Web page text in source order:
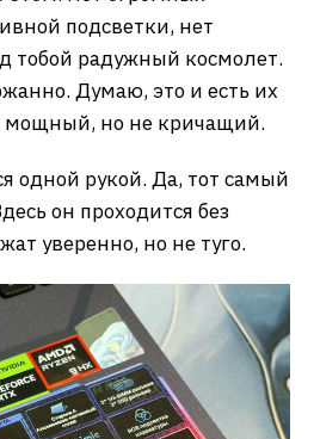
подсветки, нет
тобой радужный космолет.
Думаю, это и есть их
мощный, но не кричащий.
одной рукой. Да, тот самый
он проходится без
уверенно, но не туго.